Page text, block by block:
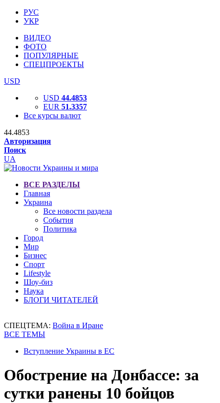
РУС
УКР
ВИДЕО
ФОТО
ПОПУЛЯРНЫЕ
СПЕЦПРОЕКТЫ
USD
USD 44.4853
EUR 51.3357
Все курсы валют
44.4853
Авторизация
Поиск
UA
ВСЕ РАЗДЕЛЫ
Главная
Украина
Все новости раздела
События
Политика
Город
Мир
Бизнес
Спорт
Lifestyle
Шоу-биз
Наука
БЛОГИ ЧИТАТЕЛЕЙ
СПЕЦТЕМА: Война в Иране
ВСЕ ТЕМЫ
Вступление Украины в ЕС
Обострение на Донбассе: за
сутки ранены 10 бойцов